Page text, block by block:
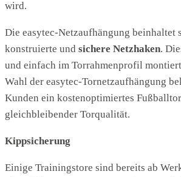
wird.
Die easytec-Netzaufhängung beinhaltet
konstruierte und sichere Netzhaken.
und einfach im Torrahmenprofil
Wahl der easytec-Tornetzaufhängung
Kunden ein kostenoptimiertes
gleichbleibender Torqualität.
Kippsicherung
Einige Trainingstore sind bereits ab